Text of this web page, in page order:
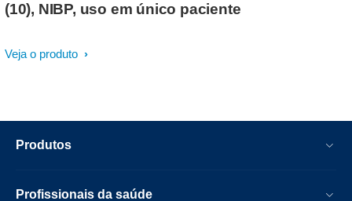
(10), NIBP, uso em único paciente
Veja o produto
Produtos
Profissionais da saúde